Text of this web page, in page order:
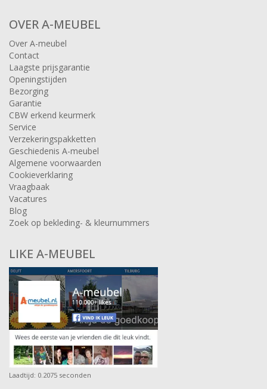
OVER A-MEUBEL
Over A-meubel
Contact
Laagste prijsgarantie
Openingstijden
Bezorging
Garantie
CBW erkend keurmerk
Service
Verzekeringspakketten
Geschiedenis A-meubel
Algemene voorwaarden
Cookieverklaring
Vraagbaak
Vacatures
Blog
Zoek op bekleding- & kleurnummers
LIKE A-MEUBEL
Laadtijd: 0.2075 seconden